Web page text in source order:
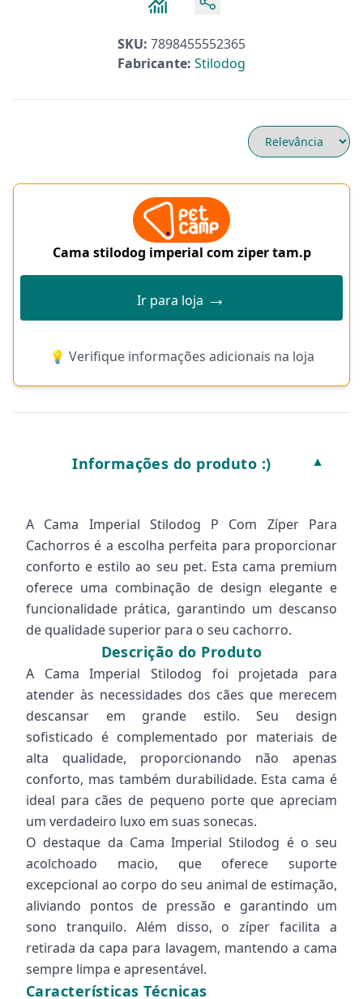
SKU: 7898455552365
Fabricante: Stilodog
Cama stilodog imperial com ziper tam.p
Ir para loja →
💡 Verifique informações adicionais na loja
Informações do produto :) ▼
A Cama Imperial Stilodog P Com Zíper Para
Cachorros é a escolha perfeita para proporcionar
conforto e estilo ao seu pet. Esta cama premium
oferece uma combinação de design elegante e
funcionalidade prática, garantindo um descanso
de qualidade superior para o seu cachorro.
Descrição do Produto
A Cama Imperial Stilodog foi projetada para
atender às necessidades dos cães que merecem
descansar em grande estilo. Seu design
sofisticado é complementado por materiais de
alta qualidade, proporcionando não apenas
conforto, mas também durabilidade. Esta cama é
ideal para cães de pequeno porte que apreciam
um verdadeiro luxo em suas sonecas.
O destaque da Cama Imperial Stilodog é o seu
acolchoado macio, que oferece suporte
excepcional ao corpo do seu animal de estimação,
aliviando pontos de pressão e garantindo um
sono tranquilo. Além disso, o zíper facilita a
retirada da capa para lavagem, mantendo a cama
sempre limpa e apresentável.
Características Técnicas